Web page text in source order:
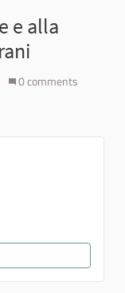
e alla
0 comments